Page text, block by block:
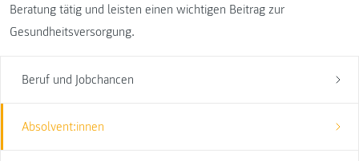
Beruf und Jobchancen
Absolvent:innen
Beratung tätig und leisten einen wichtigen Beitrag zur
Gesundheitsversorgung.